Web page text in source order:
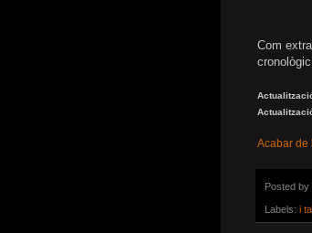
Com
Acabar de
Posted by
Labels: i